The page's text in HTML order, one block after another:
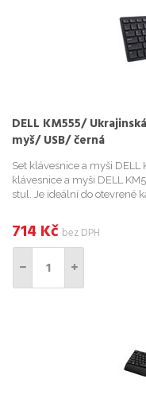
DELL KM555/
myš/ USB/ černá
Set klávesnice a myši DELL
klávesnice a myši DELL
stul. Je ideální do otevrené
714 Kč bez DPH